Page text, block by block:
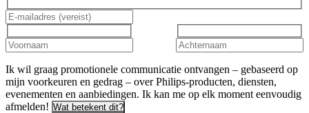
Ik wil graag promotionele communicatie ontvangen – gebaseerd op
mijn voorkeuren en gedrag – over Philips-producten, diensten,
evenementen en aanbiedingen. Ik kan me op elk moment eenvoudig
afmelden! Wat betekent dit?